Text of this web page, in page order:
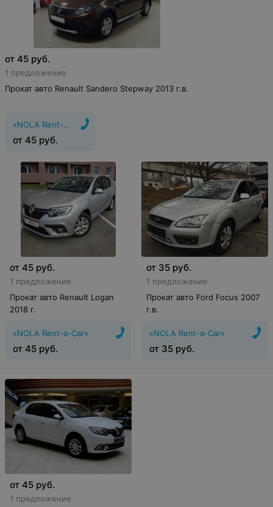
от 45 руб.
1 предложение
Прокат авто Renault Sandero Stepway 2013 г.в.
«NOLA Rent-a-Car»
от 45 руб.
от 45 руб.
1 предложение
Прокат авто Renault Logan
2018 г.
«NOLA Rent-a-Car»
от 45 руб.
от 35 руб.
1 предложение
Прокат авто Ford Focus 2007
г.в.
«NOLA Rent-a-Car»
от 35 руб.
от 45 руб.
1 предложение